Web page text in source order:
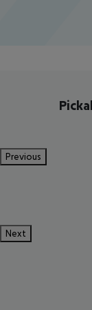
Previous
Next